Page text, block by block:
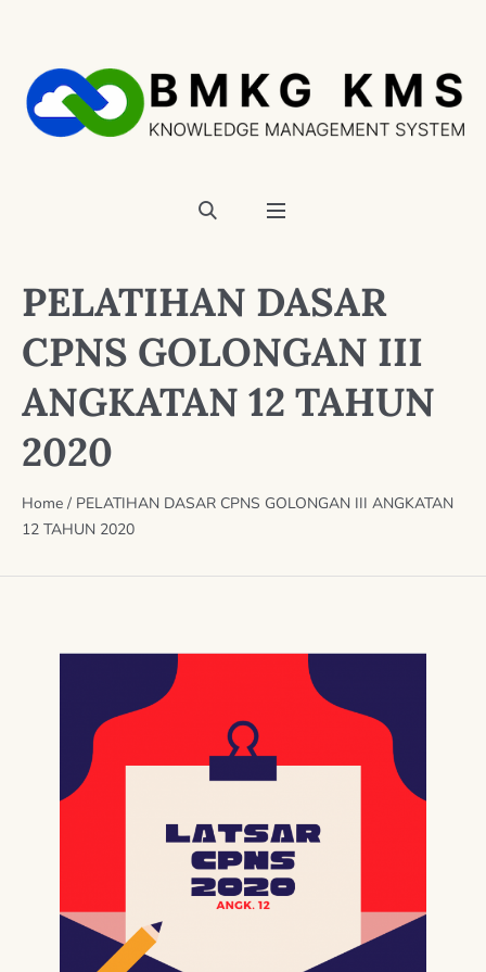
PELATIHAN DASAR
CPNS GOLONGAN III
ANGKATAN 12 TAHUN
2020
Home / PELATIHAN DASAR CPNS GOLONGAN III ANGKATAN
12 TAHUN 2020